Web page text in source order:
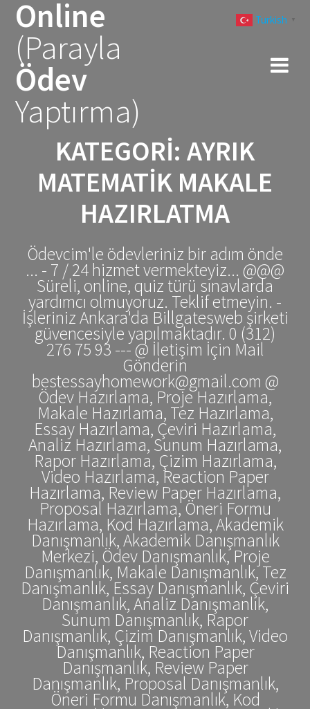
Online
(Parayla
Ödev
Yaptırma)
KATEGORI: AYRIK
MATEMATIK MAKALE
HAZIRLATMA
Ödevcim'le ödevleriniz bir adım önde
... - 7 / 24 hizmet vermekteyiz... @@@
Süreli, online, quiz türü sınavlarda
yardımcı olmuyoruz. Teklif etmeyin. -
İşleriniz Ankara'da Billgatesweb şirketi
güvencesiyle yapılmaktadır. 0 (312)
276 75 93 --- @ İletişim İçin Mail
Gönderin
bestessayhomework@gmail.com @
Ödev Hazırlama, Proje Hazırlama,
Makale Hazırlama, Tez Hazırlama,
Essay Hazırlama, Çeviri Hazırlama,
Analiz Hazırlama, Sunum Hazırlama,
Rapor Hazırlama, Çizim Hazırlama,
Video Hazırlama, Reaction Paper
Hazırlama, Review Paper Hazırlama,
Proposal Hazırlama, Öneri Formu
Hazırlama, Kod Hazırlama, Akademik
Danışmanlık, Akademik Danışmanlık
Merkezi, Ödev Danışmanlık, Proje
Danışmanlık, Makale Danışmanlık, Tez
Danışmanlık, Essay Danışmanlık, Çeviri
Danışmanlık, Analiz Danışmanlık,
Sunum Danışmanlık, Rapor
Danışmanlık, Çizim Danışmanlık, Video
Danışmanlık, Reaction Paper
Danışmanlık, Review Paper
Danışmanlık, Proposal Danışmanlık,
Öneri Formu Danışmanlık, Kod
Turkish ▼